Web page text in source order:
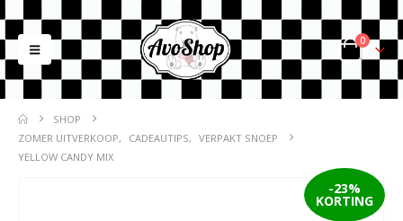
0
SHOP
ZOMER UITVERKOOP, CADEAUTIPS, VERPAKT SNOEP
YELLOW CANDY MIX
-23%
KORTING